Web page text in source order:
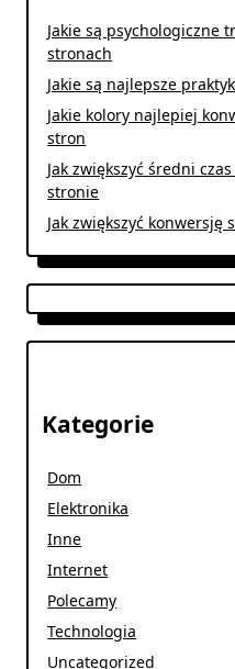
Jakie są psychologiczne
stronach
Jakie są najlepsze
Jakie kolory najlepiej
stron
Jak zwiększyć średni
stronie
Jak zwiększyć konwersję
Kategorie
Dom
Elektronika
Inne
Internet
Polecamy
Technologia
Uncategorized